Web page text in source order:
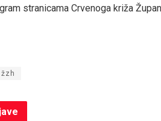
stranicama Crvenoga križa
žzh